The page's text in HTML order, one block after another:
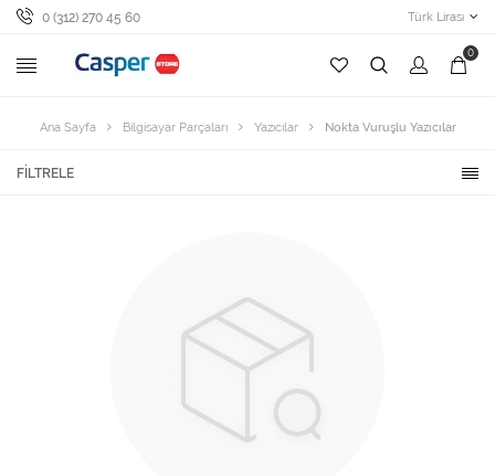
0 (312) 270 45 60 Türk Lirası
0
Ana Sayfa Bilgisayar Parçaları Yazıcılar Nokta Vuruşlu Yazıcılar
FILTRELE